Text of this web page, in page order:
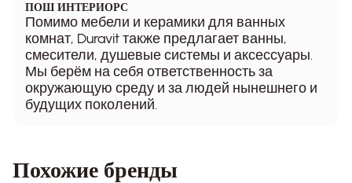
ПОШ ИНТЕРИОРС
Помимо мебели и керамики для ванных
комнат, Duravit также предлагает ванны,
смесители, душевые системы и аксессуары.
Мы берём на себя ответственность за
окружающую среду и за людей нынешнего и
будущих поколений.
Похожие бренды